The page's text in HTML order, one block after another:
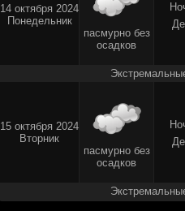
14 октября 2024
Понедельник
пасмурно без
осадков
15 октября 2024
Вторник
пасмурно без
осадков